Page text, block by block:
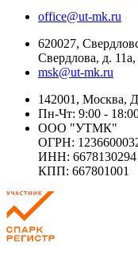
office@ut-mk.ru
620027,
Свердлова, д.
msk@ut-mk.ru
142001, Москва,
Пн-Чт: 9:00 -
ООО "УТМК"
ОГРН:
ИНН: 6678130294
КПП: 667801001